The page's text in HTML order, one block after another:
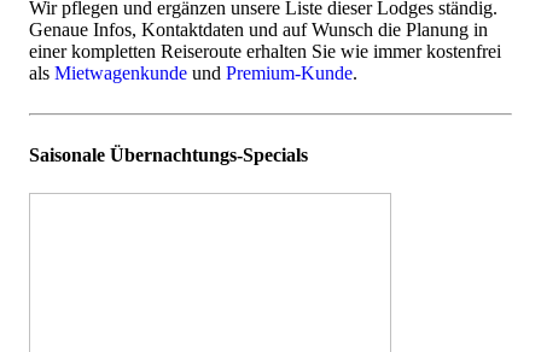
Wir pflegen und ergänzen unsere Liste dieser Lodges ständig.
Genaue Infos, Kontaktdaten und auf Wunsch die Planung in
einer kompletten Reiseroute erhalten Sie wie immer kostenfrei
als Mietwagenkunde und Premium-Kunde.
Saisonale Übernachtungs-Specials